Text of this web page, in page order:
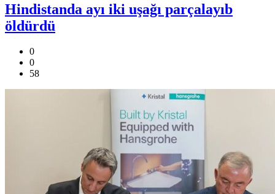
Hindistanda ayı iki uşağı parçalayıb
öldürdü
0
0
58